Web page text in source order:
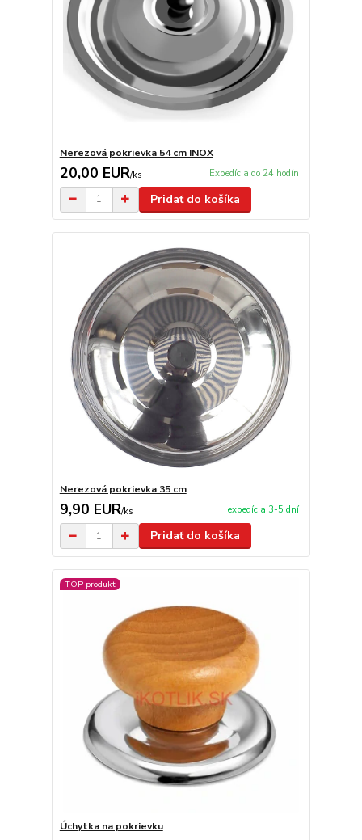
Nerezová pokrievka 54 cm INOX
20,00 EUR/ks Expedícia do 24 hodín
Pridať do košíka
Nerezová pokrievka 35 cm
9,90 EUR/ks expedícia 3-5 dní
Pridať do košíka
TOP produkt
Úchytka na pokrievku